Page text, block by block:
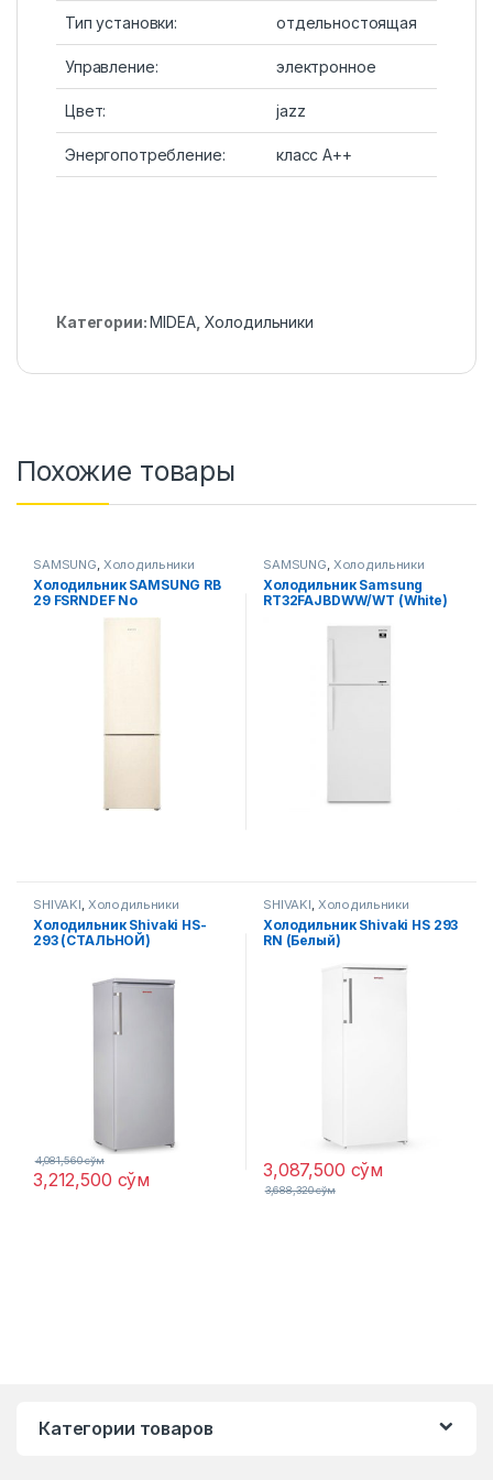
Тип установки: отдельностоящая
Управление: электронное
Цвет: jazz
Энергопотребление: класс A++
Категории:MIDEA, Холодильники
Похожие товары
SAMSUNG, Холодильники
Холодильник SAMSUNG RB
29 FSRNDEF No
Display/beige
SAMSUNG, Холодильники
Xолодильник Samsung
RT32FAJBDWW/WT (White)
SHIVAKI, Холодильники
Холодильник Shivaki HS-
293 (СТАЛЬНОЙ)
3,212,500 сўм
4,081,560сўм
SHIVAKI, Холодильники
Холодильник Shivaki HS 293
RN (Белый)
3,087,500 сўм
3,688,320сўм
Категории товаров